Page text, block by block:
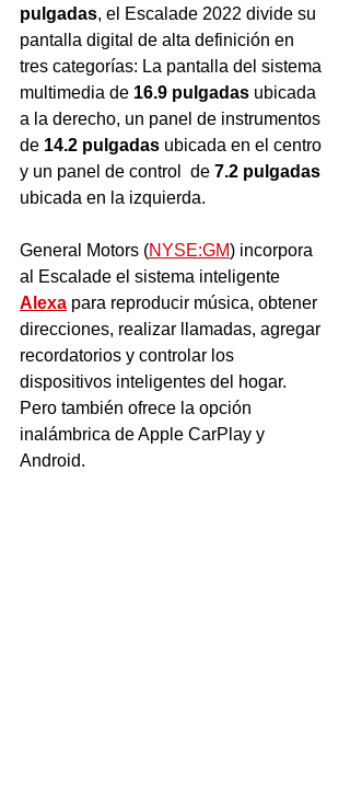
pulgadas, el Escalade 2022 divide su
pantalla digital de alta definición en
tres categorías: La pantalla del sistema
multimedia de 16.9 pulgadas ubicada
a la derecho, un panel de instrumentos
de 14.2 pulgadas ubicada en el centro
y un panel de control  de 7.2 pulgadas
ubicada en la izquierda.
General Motors (NYSE:GM) incorpora
al Escalade el sistema inteligente
Alexa para reproducir música, obtener
direcciones, realizar llamadas, agregar
recordatorios y controlar los
dispositivos inteligentes del hogar.
Pero también ofrece la opción
inalámbrica de Apple CarPlay y
Android.